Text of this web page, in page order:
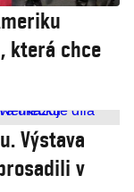
která chce
Výstava
v